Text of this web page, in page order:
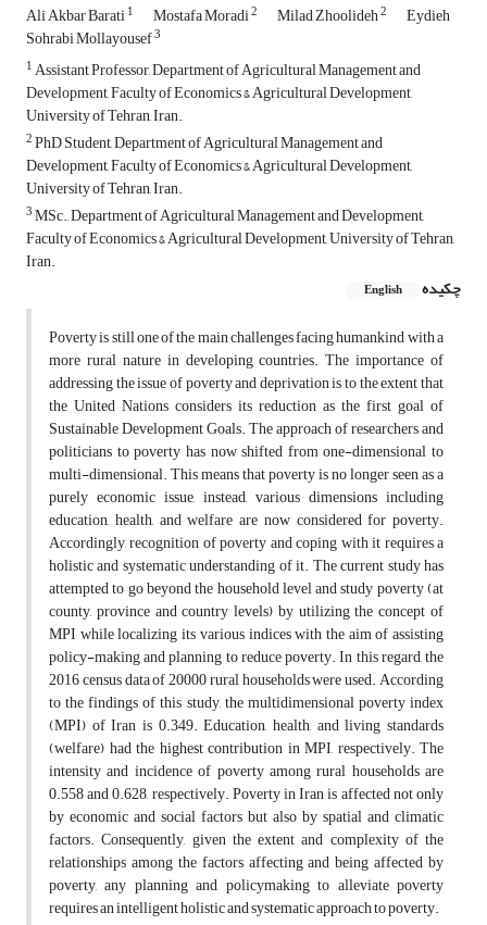
Ali Akbar Barati1 Mostafa Moradi2 Milad Zhoolideh2 Eydieh
Sohrabi Mollayousef3
1Assistant Professor, Department of Agricultural Management and
Development, Faculty of Economics & Agricultural Development,
University of Tehran, Iran.
2PhD Student, Department of Agricultural Management and
Development, Faculty of Economics & Agricultural Development,
University of Tehran, Iran.
3MSc., Department of Agricultural Management and Development,
Faculty of Economics & Agricultural Development, University of Tehran,
Iran.
چکیده
English
Poverty is still one of the main challenges facing humankind with a
more rural nature in developing countries. The importance of
addressing the issue of poverty and deprivation is to the extent that
the United Nations considers its reduction as the first goal of
Sustainable Development Goals. The approach of researchers and
politicians to poverty has now shifted from one-dimensional to
multi-dimensional. This means that poverty is no longer seen as a
purely economic issue, instead, various dimensions including
education, health, and welfare are now considered for poverty.
Accordingly, recognition of poverty and coping with it requires a
holistic and systematic understanding of it. The current study has
attempted to go beyond the household level and study poverty (at
county, province and country levels) by utilizing the concept of
MPI while localizing its various indices with the aim of assisting
policy-making and planning to reduce poverty. In this regard, the
2016 census data of 20000 rural households were used. According
to the findings of this study, the multidimensional poverty index
(MPI) of Iran is 0.349. Education, health, and living standards
(welfare) had the highest contribution in MPI, respectively. The
intensity and incidence of poverty among rural households are
0.558 and 0.628, respectively. Poverty in Iran is affected not only
by economic and social factors but also by spatial and climatic
factors. Consequently, given the extent and complexity of the
relationships among the factors affecting and being affected by
poverty, any planning and policymaking to alleviate poverty
requires an intelligent holistic and systematic approach to poverty.